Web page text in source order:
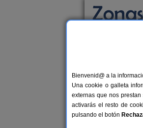
Casa
Casa
Bienvenid@ a la
Una cookie o galleta
externas que nos
activarás el resto de
pulsando el botón